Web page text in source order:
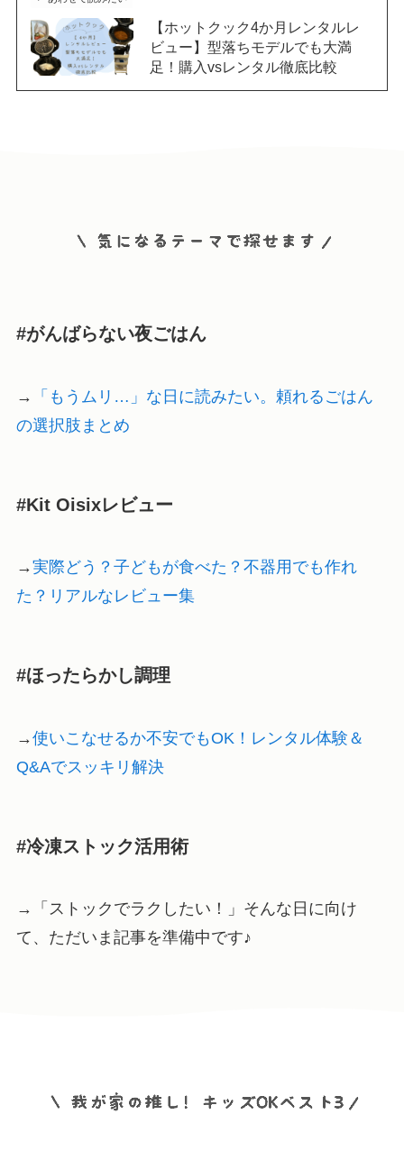
【ホットクック4か月レンタルレ
ビュー】型落ちモデルでも大満
足！購入vsレンタル徹底比較
#がんばらない夜ごはん
→
「もうムリ…」な日に読みたい。頼れるごはん
の選択肢まとめ
#Kit Oisixレビュー
→実際どう？子どもが食べた？不器用でも作れ
た？リアルなレビュー集
#ほったらかし調理
→使いこなせるか不安でもOK！レンタル体験＆
Q&Aでスッキリ解決
#冷凍ストック活用術
→「ストックでラクしたい！」そんな日に向け
て、ただいま記事を準備中です♪